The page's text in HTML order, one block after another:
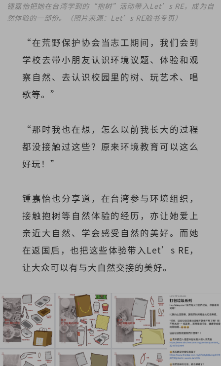
锺嘉怡把她在台湾学到的“抱树”活动带入Let’s RE，成为自
然体验的一部份。（照片来源：Let’s RE脸书专页）
“在荒野保护协会当志工期间，我们会到
学校去带小朋友认识环境议题、体验和观
察自然、去认识校园里的树、玩艺术、唱
歌等。”
“那时我也在想，怎么以前我长大的过程
都没接触过这些？原来环境教育可以这么
好玩！”
锺嘉怡也分享道，在台湾参与环境组织，
接触抱树等自然体验的经历，亦让她爱上
亲近大自然、学会感受自然的美好。而她
在返国后，也把这些体验带入Let’s RE，
让大众可以有与大自然交接的美好。